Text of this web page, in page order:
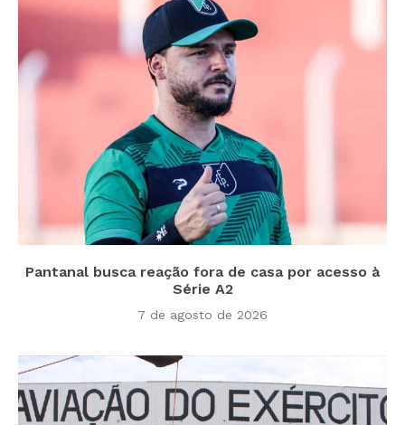
Pantanal busca reação fora de casa por acesso à
Série A2
7 de agosto de 2026